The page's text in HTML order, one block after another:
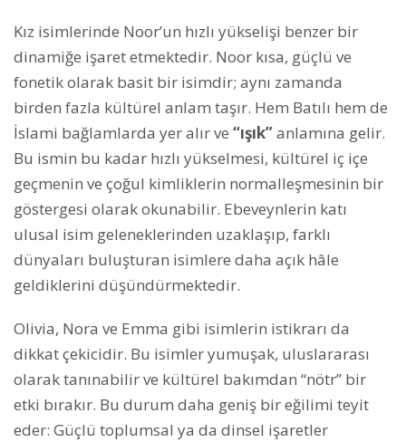
Kız isimlerinde Noor’un hızlı yükselişi benzer bir
dinamiğe işaret etmektedir. Noor kısa, güçlü ve
fonetik olarak basit bir isimdir; aynı zamanda
birden fazla kültürel anlam taşır. Hem Batılı hem de
İslami bağlamlarda yer alır ve “ışık”anlamına gelir.
Bu ismin bu kadar hızlı yükselmesi, kültürel iç içe
geçmenin ve çoğul kimliklerin normalleşmesinin bir
göstergesi olarak okunabilir. Ebeveynlerin katı
ulusal isim geleneklerinden uzaklaşıp, farklı
dünyaları buluşturan isimlere daha açık hâle
geldiklerini düşündürmektedir.
Olivia, Nora ve Emma gibi isimlerin istikrarı da
dikkat çekicidir. Bu isimler yumuşak, uluslararası
olarak tanınabilir ve kültürel bakımdan “nötr” bir
etki bırakır. Bu durum daha geniş bir eğilimi teyit
eder: Güçlü toplumsal ya da dinsel işaretler